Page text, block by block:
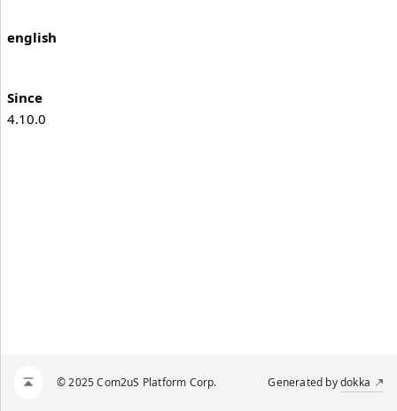
english
Since
4.10.0
© 2025 Com2uS Platform Corp. Generated bydokka